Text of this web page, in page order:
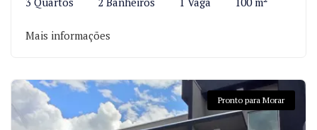
Mais informações
Pronto para Morar